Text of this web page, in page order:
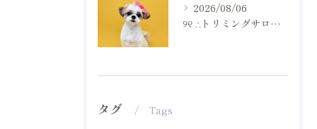
2026/08/06
୨୧ ∴トリミングサロン∴ ୨୧
タグ Tags